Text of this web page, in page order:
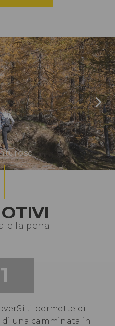
la pena
1
ti permette di
di una camminata in